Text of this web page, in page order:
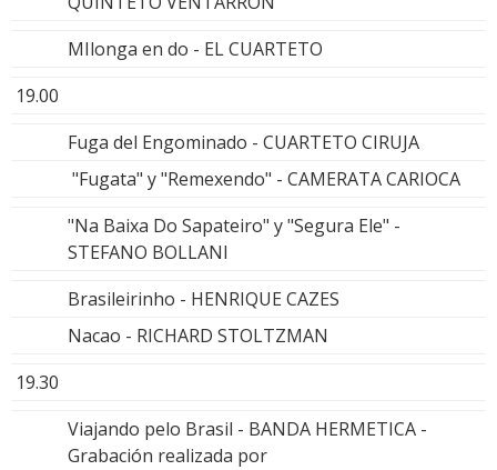
MIlonga en do - EL CUARTETO
19.00
Fuga del Engominado - CUARTETO CIRUJA
"Fugata" y "Remexendo" - CAMERATA CARIOCA
"Na Baixa Do Sapateiro" y "Segura Ele" -
STEFANO BOLLANI
Brasileirinho - HENRIQUE CAZES
Nacao - RICHARD STOLTZMAN
19.30
Viajando pelo Brasil - BANDA HERMETICA -
Grabación realizada por